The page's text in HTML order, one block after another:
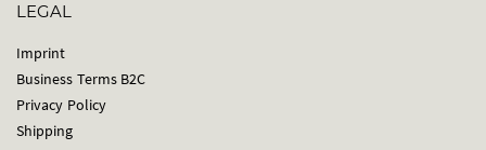
LEGAL
Imprint
Business Terms B2C
Privacy Policy
Shipping